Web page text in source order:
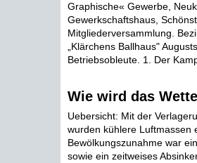
Graphische« Gewerbe,
Gewerkschaftshaus,
Mitgliederversammlung.
„Klärchens Ballhaus"
Betriebsobleute. 1. Der
Wie wird das
Uebersicht: Mit der
wurden kühlere Luftmassen
Bewölkungszunahme war
sowie ein zeitweises